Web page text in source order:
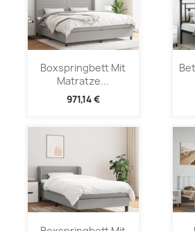
Boxspringbett Mit
Matratze...
971,14 €